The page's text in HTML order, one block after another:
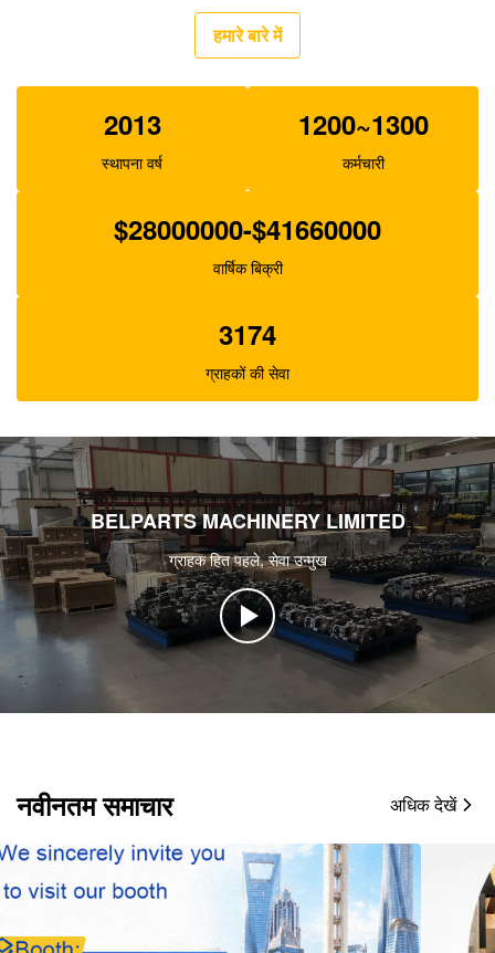
हमारे बारे में
2013
स्थापना वर्ष
1200~1300
कर्मचारी
$28000000-$41660000
वार्षिक बिक्री
3174
ग्राहकों की सेवा
BELPARTS MACHINERY LIMITED
ग्राहक हित पहले, सेवा उन्मुख
नवीनतम समाचार अधिक देखें